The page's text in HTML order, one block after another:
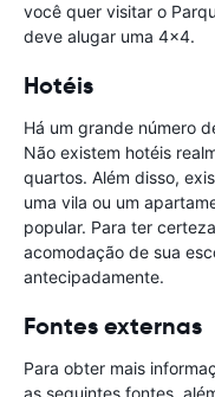
você quer visitar o
deve alugar uma 4x4.
Hotéis
Há um grande número
Não existem hotéis
quartos. Além disso,
uma vila ou um
popular. Para ter
acomodação de sua
antecipadamente.
Fontes externas
Para obter mais